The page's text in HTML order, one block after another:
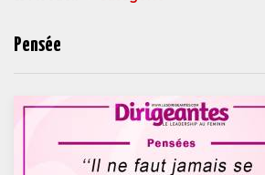
Pensée